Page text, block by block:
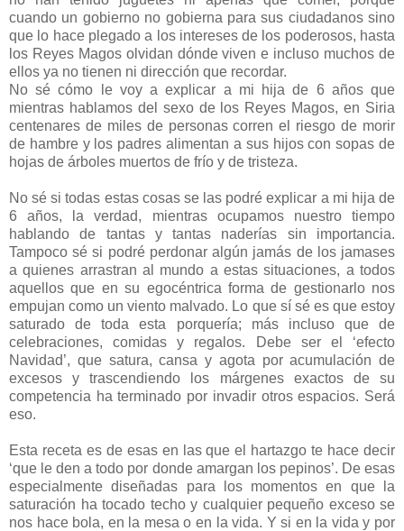
cuando un gobierno no gobierna para sus ciudadanos sino
que lo hace plegado a los intereses de los poderosos, hasta
los Reyes Magos olvidan dónde viven e incluso muchos de
ellos ya no tienen ni dirección que recordar.
No sé cómo le voy a explicar a mi hija de 6 años que
mientras hablamos del sexo de los Reyes Magos, en Siria
centenares de miles de personas corren el riesgo de morir
de hambre y los padres alimentan a sus hijos con sopas de
hojas de árboles muertos de frío y de tristeza.
No sé si todas estas cosas se las podré explicar a mi hija de
6 años, la verdad, mientras ocupamos nuestro tiempo
hablando de tantas y tantas naderías sin importancia.
Tampoco sé si podré perdonar algún jamás de los jamases
a quienes arrastran al mundo a estas situaciones, a todos
aquellos que en su egocéntrica forma de gestionarlo nos
empujan como un viento malvado. Lo que sí sé es que estoy
saturado de toda esta porquería; más incluso que de
celebraciones, comidas y regalos. Debe ser el ‘efecto
Navidad’, que satura, cansa y agota por acumulación de
excesos y trascendiendo los márgenes exactos de su
competencia ha terminado por invadir otros espacios. Será
eso.
Esta receta es de esas en las que el hartazgo te hace decir
‘que le den a todo por donde amargan los pepinos’. De esas
especialmente diseñadas para los momentos en que la
saturación ha tocado techo y cualquier pequeño exceso se
nos hace bola, en la mesa o en la vida. Y si en la vida y por